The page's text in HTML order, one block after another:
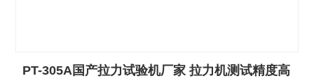
PT-305A国产拉力试验机厂家 拉力机测试精度高